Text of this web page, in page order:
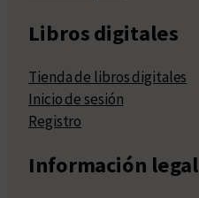
Libros digitales
Tienda de libros digitales
Inicio de sesión
Registro
Información legal